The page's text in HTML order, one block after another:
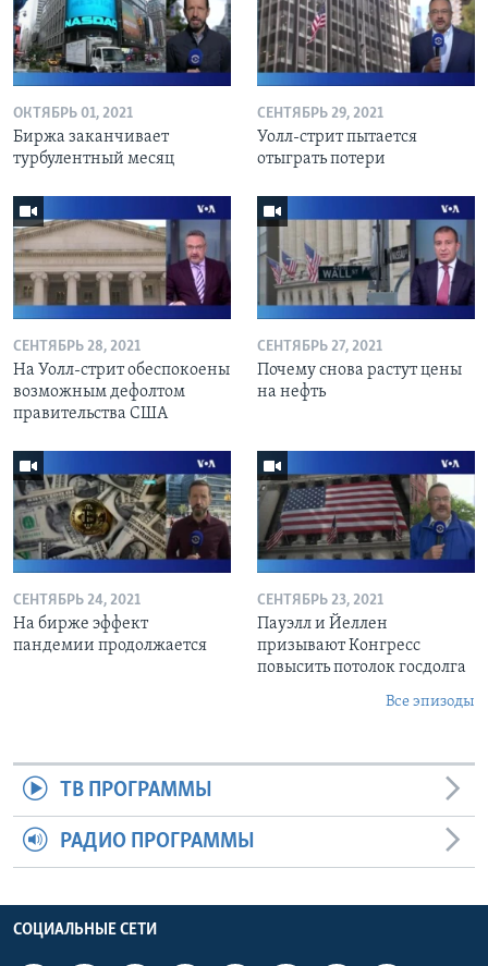
ОКТЯБРЬ 01, 2021
Биржа заканчивает
турбулентный месяц
СЕНТЯБРЬ 29, 2021
Уолл-стрит пытается
отыграть потери
СЕНТЯБРЬ 28, 2021
На Уолл-стрит обеспокоены
возможным дефолтом
правительства США
СЕНТЯБРЬ 27, 2021
Почему снова растут цены
на нефть
СЕНТЯБРЬ 24, 2021
На бирже эффект
пандемии продолжается
СЕНТЯБРЬ 23, 2021
Пауэлл и Йеллен
призывают Конгресс
повысить потолок госдолга
Все эпизоды
ТВ ПРОГРАММЫ
РАДИО ПРОГРАММЫ
СОЦИАЛЬНЫЕ СЕТИ